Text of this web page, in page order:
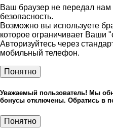
Ваш браузер не передал
безопасность.
Возможно вы используете
которое ограничивает Ваши
Авторизуйтесь через
мобильный телефон.
Понятно
Уважаемый пользователь! Мы
бонусы отключены. Обратись в
Понятно